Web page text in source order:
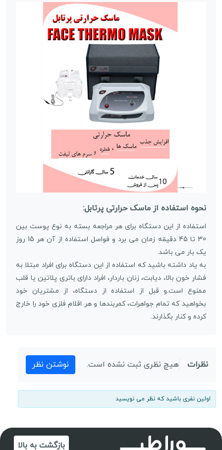
نحوه استفاده از ماسک حرارتی پرتابل:
استفاده از این دستگاه برای هر مراجعه بسته به نوع پوست بین
30 تا 45 دقیقه زمان می برد و فواصل استفاده از آن هر 15 روز
یک بار می باشد.
به یاد داشته باشید که استفاده از این دستگاه برای افراد مبتلا به
فشار خون بالا، دیابت، زنان باردار، افراد دارای باتری پلاتین یا قلب
ممنوع است.و قبل از استفاده از دستگاه، از مشتریان خود
بخواهید که تمام جواهرات، کمربندها و هر اقلام فلزی خود را خارج
کرده و کنار بگذارند.
نظرات هیچ نظری ثبت نشده است. نوشتن نظر
اولین نفری باشید که نظر می نویسید
بازگشت به بالا